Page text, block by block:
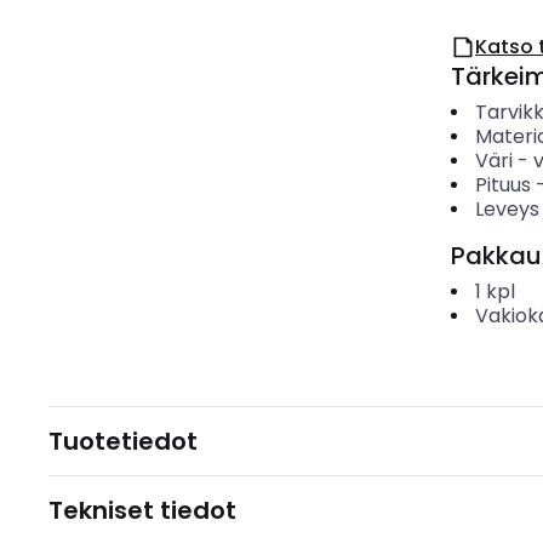
Katso
Väri-
Pituus
Leveys
1 kpl
Tuotetiedot
Tekniset tiedot